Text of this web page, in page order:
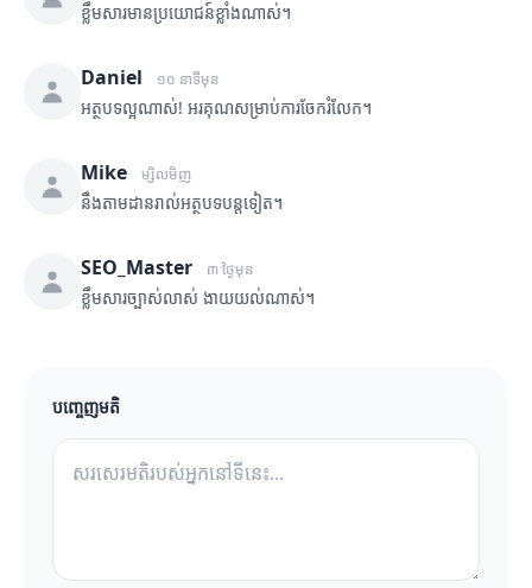
ខ្លឹមសារមានប្រយោជន៍ខ្លាំងណាស់។
Daniel ១០ នាទីមុន
អត្ថបទល្អណាស់! អរគុណសម្រាប់ការចែករំលែក។
Mike ម្សិលមិញ
នឹងតាមដានរាល់អត្ថបទបន្តទៀត។
SEO_Master ៣ ថ្ងៃមុន
ខ្លឹមសារច្បាស់លាស់ ងាយយល់ណាស់។
បញ្ចេញមតិ